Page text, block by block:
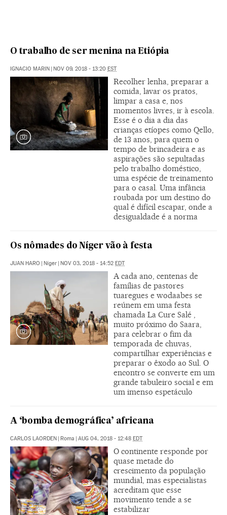
O trabalho de ser menina na Etiópia
IGNACIO MARIN NOV 09, 2018 - 13:20 EST
Recolher lenha, preparar a
comida, lavar os pratos,
limpar a casa e, nos
momentos livres, ir à escola.
Esse é o dia a dia das
crianças etíopes como Qello,
de 13 anos, para quem o
tempo de brincadeira e as
aspirações são sepultadas
pelo trabalho doméstico,
uma espécie de treinamento
para o casal. Uma infância
roubada por um destino do
qual é difícil escapar, onde a
desigualdade é a norma
Os nômades do Níger vão à festa
JUAN HARO Níger NOV 03, 2018 - 14:52 EDT
A cada ano, centenas de
famílias de pastores
tuaregues e wodaabes se
reúnem em uma festa
chamada La Cure Salé ,
muito próximo do Saara,
para celebrar o fim da
temporada de chuvas,
compartilhar experiências e
preparar o êxodo ao Sul. O
encontro se converte em um
grande tabuleiro social e em
um imenso espetáculo
A ‘bomba demográfica’ africana
CARLOS LAORDEN Roma AUG 04, 2018 - 12:48 EDT
O continente responde por
quase metade do
crescimento da população
mundial, mas especialistas
acreditam que esse
movimento tende a se
estabilizar